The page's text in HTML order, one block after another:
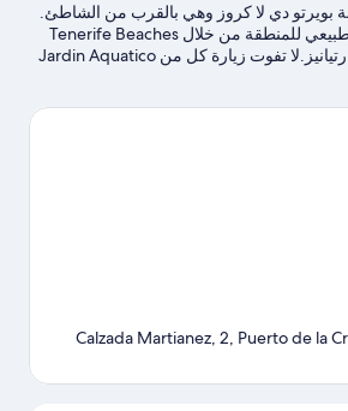
بويرتو دي لا كروز وهي بالقرب من الشاطئ.
يُمكن مشاهدة الجمال الطبيعي للمنطقة من خلال Tenerife Beaches
وحمامات سباحة لاجو مارتيانيز.لا تفوت زيارة كل من Jardin Aquatico
يُمكنك الاستمتاع بأنشطة الهواء الطلق الرائعة
Calzada Martianez, 2, Puerto de la